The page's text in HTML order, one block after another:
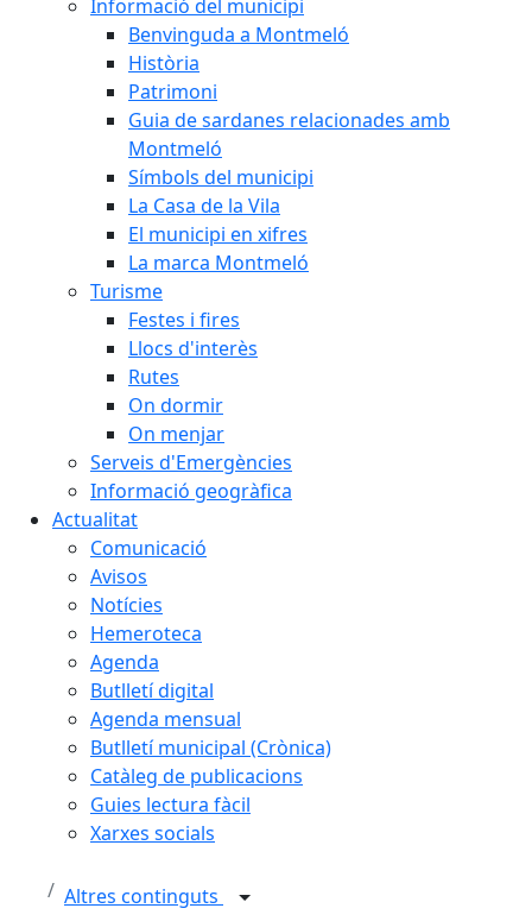
Informació del municipi
Benvinguda a Montmeló
Història
Patrimoni
Guia de sardanes relacionades amb
Montmeló
Símbols del municipi
La Casa de la Vila
El municipi en xifres
La marca Montmeló
Turisme
Festes i fires
Llocs d'interès
Rutes
On dormir
On menjar
Serveis d'Emergències
Informació geogràfica
Actualitat
Comunicació
Avisos
Notícies
Hemeroteca
Agenda
Butlletí digital
Agenda mensual
Butlletí municipal (Crònica)
Catàleg de publicacions
Guies lectura fàcil
Xarxes socials
Altres continguts